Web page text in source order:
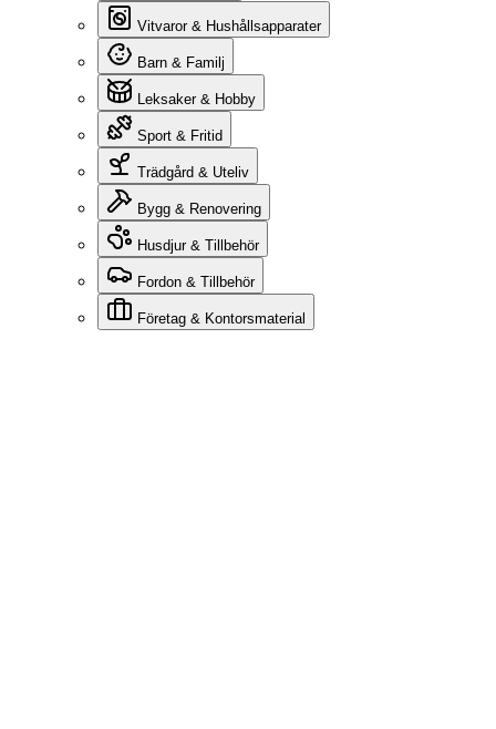
Vitvaror & Hushållsapparater
Barn & Familj
Leksaker & Hobby
Sport & Fritid
Trädgård & Uteliv
Bygg & Renovering
Husdjur & Tillbehör
Fordon & Tillbehör
Företag & Kontorsmaterial